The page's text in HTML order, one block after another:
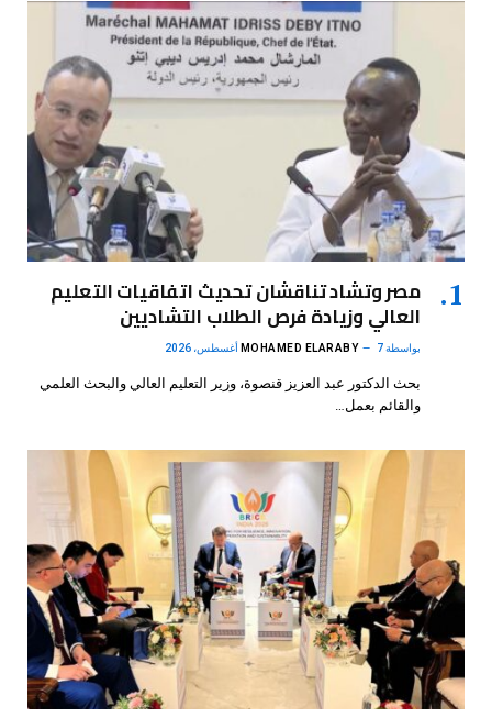
مصر وتشاد تناقشان تحديث اتفاقيات التعليم
العالي وزيادة فرص الطلاب التشاديين
بواسطة MOHAMED ELARABY 7 أغسطس، 2026
بحث الدكتور عبد العزيز قنصوة، وزير التعليم العالي والبحث العلمي
والقائم بعمل…